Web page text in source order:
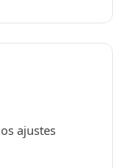
ajustes